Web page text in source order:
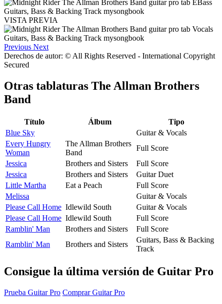
VISTA PREVIA
Previous Next
Derechos de autor: © All Rights Reserved - International Copyright
Secured
Otras tablaturas The Allman Brothers
Band
Título Álbum
Tipo
Blue Sky
Guitar & Vocals
Every Hungry
Woman
The Allman Brothers
Band
Full Score
Jessica
Brothers and Sisters
Full Score
Jessica
Brothers and Sisters
Guitar Duet
Little Martha
Eat a Peach
Full Score
Melissa
Guitar & Vocals
Please Call Home Idlewild South
Guitar & Vocals
Please Call Home Idlewild South
Full Score
Ramblin' Man
Brothers and Sisters
Full Score
Ramblin' Man
Brothers and Sisters
Guitars, Bass & Backing
Track
Consigue la última versión de Guitar Pro
Prueba Guitar Pro Comprar Guitar Pro